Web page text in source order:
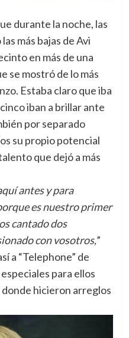
durante la noche, las
más bajas de Avi
en más de una
se mostró de lo más
Estaba claro que iba
iban a brillar ante
por separado
su propio potencial
que dejó a más
antes y para
es nuestro primer
cantado dos
con vosotros,”
a “Telephone” de
para ellos
hicieron arreglos